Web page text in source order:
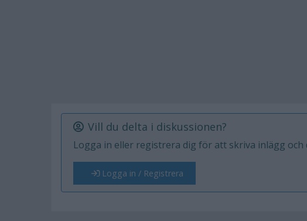
Vill du delta i diskussionen?
Logga in eller registrera dig för att skriva inlägg och
Logga in / Registrera